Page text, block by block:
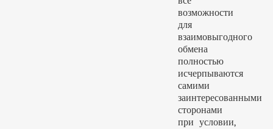
возможности
для
взаимовыгодного
обмена
полностью
исчерпываются
самими
заинтересованными
сторонами
при условии,